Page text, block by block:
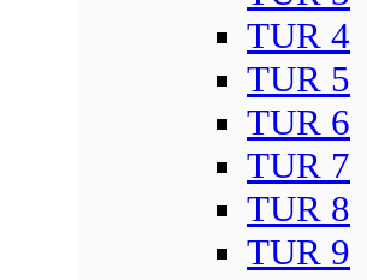
TUR 4
TUR 5
TUR 6
TUR 7
TUR 8
TUR 9